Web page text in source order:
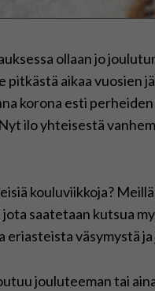
ollaan jo
pitkästä aikaa vuosien
korona esti
ilo yhteisestä
kouluviikkoja?
saatetaan kutsua
väsymystä
jouluteeman tai